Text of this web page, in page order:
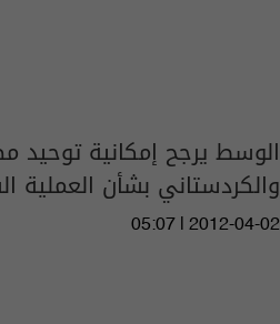
الوسط يرجح إمكانية توحيد
والكردستاني بشأن العملية
05:07 | 2012-04-02